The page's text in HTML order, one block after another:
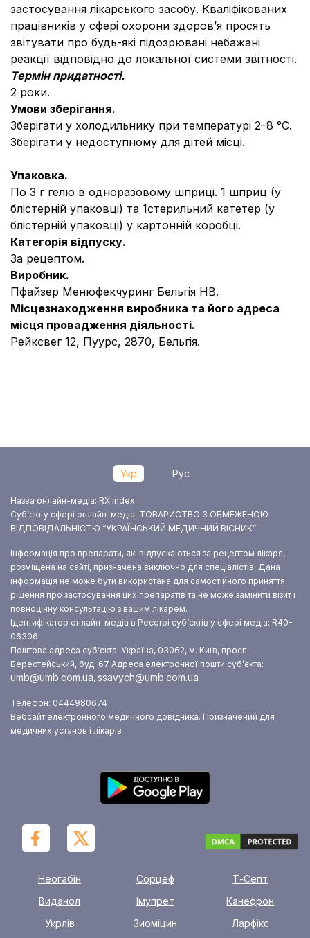
застосування лікарського засобу. Кваліфікованих
працівників у сфері охорони здоров’я просять
звітувати про будь-які підозрювані небажані
реакції відповідно до локальної системи звітності.
Термін придатності.
2 роки.
Умови зберігання.
Зберігати у холодильнику при температурі 2–8 °С.
Зберігати у недоступному для дітей місці.
Упаковка.
По 3 г гелю в одноразовому шприці. 1 шприц (у
блістерній упаковці) та 1стерильний катетер (у
блістерній упаковці) у картонній коробці.
Категорія відпуску.
За рецептом.
Виробник.
Пфайзер Менюфекчуринг Бельгія НВ.
Місцезнаходження виробника та його адреса
місця провадження діяльності.
Рейксвег 12, Пуурс, 2870, Бельгія.
Укр Рус
Назва онлайн-медіа: RX index
Суб‘єкт у сфері онлайн-медіа: ТОВАРИСТВО З ОБМЕЖЕНОЮ
ВІДПОВІДАЛЬНІСТЮ “УКРАЇНСЬКИЙ МЕДИЧНИЙ ВІСНИК”
Інформація про препарати, які відпускаються за рецептом лікаря,
розміщена на сайті, призначена виключно для спеціалістів. Дана
інформація не може бути використана для самостійного приняття
рішення про застосування цих препаратів та не може замінити візит і
повноцінну консультацію з вашим лікарем.
Ідентифікатор онлайн-медіа в Реєстрі суб‘єктів у сфері медіа: R40-
06306
Поштова адреса суб‘єкта: Україна, 03062, м. Київ, просп.
Берестейський, буд. 67 Адреса електронної пошти суб’єкта:
umb@umb.com.ua, ssavych@umb.com.ua
Телефон: 0444980674
Вебсайт електронного медичного довідника. Призначений для
медичних установ і лікарів
Неогабін Сорцеф
Т-Септ
Виданол
Імупрет
Канефрон
Укрлів
Зиоміцин Ларфікс